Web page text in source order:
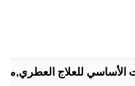
الأساسي للعلاج